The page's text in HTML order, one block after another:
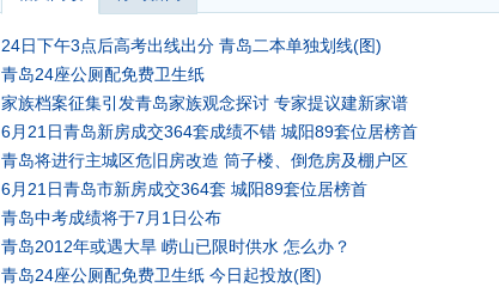
24日下午3点后高考出线出分 青岛二本单独划线(图)
青岛24座公厕配免费卫生纸
家族档案征集引发青岛家族观念探讨 专家提议建新家谱
6月21日青岛新房成交364套成绩不错 城阳89套位居榜首
青岛将进行主城区危旧房改造 筒子楼、倒危房及棚户区
6月21日青岛市新房成交364套 城阳89套位居榜首
青岛中考成绩将于7月1日公布
青岛2012年或遇大旱 崂山已限时供水 怎么办？
青岛24座公厕配免费卫生纸 今日起投放(图)